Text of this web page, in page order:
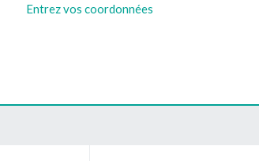
Entrez vos coordonnées